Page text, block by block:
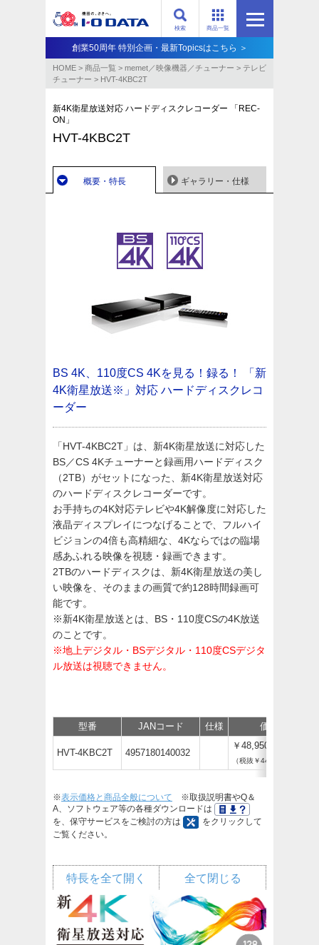
商品一覧
検索
創業50周年 特別企画・最新Topicsはこちら ＞
HOME > 商品一覧 > memet／映像機器／チューナー > テレビ
チューナー > HVT-4KBC2T
新4K衛星放送対応 ハードディスクレコーダー 「REC-
ON」
HVT-4KBC2T
概要・特長 ギャラリー・仕様
BS 4K、110度CS 4Kを見る！録る！
「新
4K衛星放送※」対応 ハードディスクレコ
ーダー
「HVT-4KBC2T」は、新4K衛星放送に対応した
BS／CS 4Kチューナーと録画用ハードディスク
（2TB）がセットになった、新4K衛星放送対応
のハードディスクレコーダーです。
お手持ちの4K対応テレビや4K解像度に対応した
液晶ディスプレイにつなげることで、フルハイ
ビジョンの4倍も高精細な、4Kならではの臨場
感あふれる映像を視聴・録画できます。
2TBのハードディスクは、新4K衛星放送の美し
い映像を、そのままの画質で約128時間録画可
能です。
※新4K衛星放送とは、BS・110度CSの4K放送
のことです。
※地上デジタル・BSデジタル・110度CSデジタ
ル放送は視聴できません。
型番 JANコード 仕様 価格
HVT-4KBC2T 4957180140032
￥48,950
（税抜￥44,500）
※表示価格と商品全般について ※取扱説明書やQ＆
A、ソフトウェア等の各種ダウンロードは
を、保守サービスをご検討の方は
をクリックして
ご覧ください。
全て閉じる
特長を全て開く